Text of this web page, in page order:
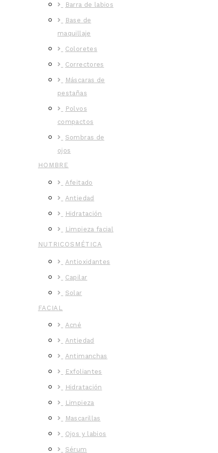
Barra de labios
Base de
maquillaje
Coloretes
Correctores
Máscaras de
pestañas
Polvos
compactos
Sombras de
ojos
HOMBRE
Afeitado
Antiedad
Hidratación
Limpieza facial
NUTRICOSMÉTICA
Antioxidantes
Capilar
Solar
FACIAL
Acné
Antiedad
Antimanchas
Exfoliantes
Hidratación
Limpieza
Mascarillas
Ojos y labios
Sérum